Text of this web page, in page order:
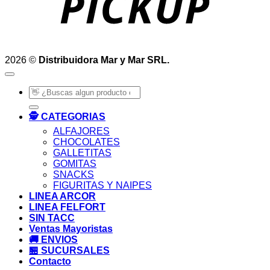
2026 © Distribuidora Mar y Mar SRL.
Buscar
por:
🕵️ CATEGORIAS
ALFAJORES
CHOCOLATES
GALLETITAS
GOMITAS
SNACKS
FIGURITAS Y NAIPES
LINEA ARCOR
LINEA FELFORT
SIN TACC
Ventas Mayoristas
🚚 ENVIOS
🏪 SUCURSALES
Contacto